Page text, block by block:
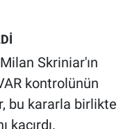
Skriniar'ın
kontrolünün
bu kararla birlikte
kaçırdı.